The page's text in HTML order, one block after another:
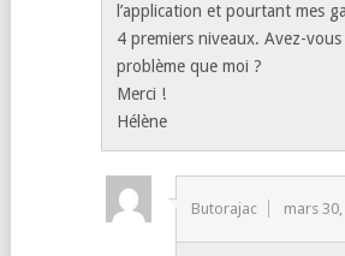
l’application et pourtant mes
4 premiers niveaux. Avez-vous
problème que moi ?
Merci !
Hélène
Butorajac mars